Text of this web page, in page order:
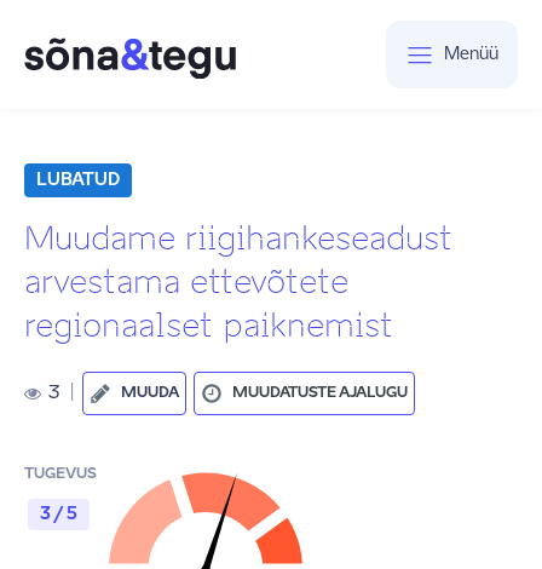
Menüü
LUBATUD
Muudame riigihankeseadust
arvestama ettevõtete
regionaalset paiknemist
3 MUUDA MUUDATUSTE AJALUGU
TUGEVUS
3 / 5